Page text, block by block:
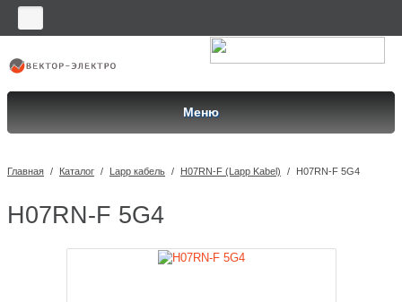
Меню
Главная / Каталог / Lapp кабель / H07RN-F (Lapp Kabel) / H07RN-F 5G4
H07RN-F 5G4